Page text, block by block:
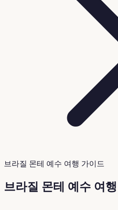
브라질 몬테 예수 여행 가이드
브라질 몬테 예수 여